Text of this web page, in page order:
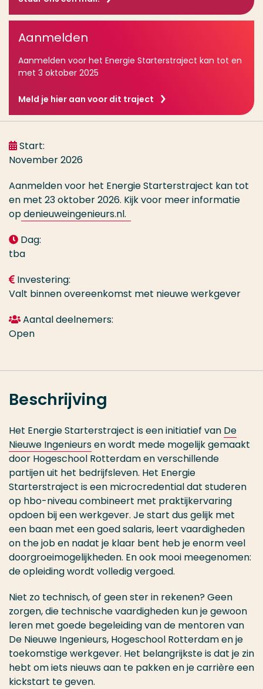
Aanmelden
Aanmelden voor het Energie Starterstraject kan tot en
met 3 oktober 2025
Meld je hier aan voor dit traject
Start:
November 2026
Aanmelden voor het Energie Starterstraject kan tot
en met 23 oktober 2026. Kijk voor meer informatie
opdenieuweingenieurs.nl.
Dag:
tba
Investering:
Valt binnen overeenkomst met nieuwe werkgever
Aantal deelnemers:
Open
Beschrijving
Het Energie Starterstraject is een initiatief van De
Nieuwe Ingenieursen wordt mede mogelijk gemaakt
door Hogeschool Rotterdam en verschillende
partijen uit het bedrijfsleven. Het Energie
Starterstraject is een microcredential dat studeren
op hbo-niveau combineert met praktijkervaring
opdoen bij een werkgever. Je start dus gelijk met
een baan met een goed salaris, leert vaardigheden
on the job en nadat je klaar bent heb je enorm veel
doorgroeimogelijkheden. En ook mooi meegenomen:
de opleiding wordt volledig vergoed.
Niet zo technisch, of geen ster in rekenen? Geen
zorgen, die technische vaardigheden kun je gewoon
leren met goede begeleiding van de mentoren van
De Nieuwe Ingenieurs, Hogeschool Rotterdam en je
toekomstige werkgever. Het belangrijkste is dat je zin
hebt om iets nieuws aan te pakken en je carrière een
kickstart te geven.